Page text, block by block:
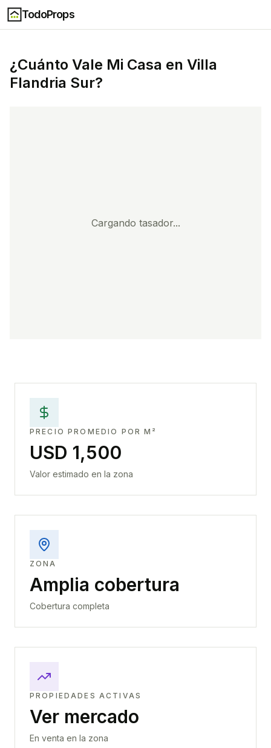
TodoProps
¿Cuánto Vale Mi Casa en Villa
Flandria Sur?
Cargando tasador...
PRECIO PROMEDIO POR M²
USD 1,500
Valor estimado en la zona
ZONA
Amplia cobertura
Cobertura completa
PROPIEDADES ACTIVAS
Ver mercado
En venta en la zona